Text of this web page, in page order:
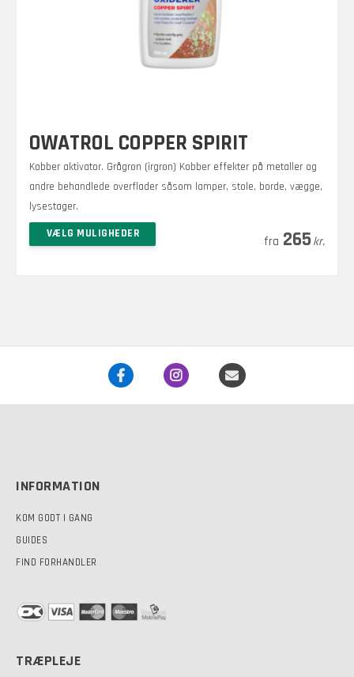
OWATROL COPPER SPIRIT
Kobber aktivator. Grågrøn (irgrøn) Kobber effekter på metaller og
andre behandlede overflader såsom lamper, stole, borde, vægge,
lysestager.
265kr.
VÆLG MULIGHEDER
Dette
vare
kan
vælges
på
varesiden
INFORMATION
KOM GODT I GANG
GUIDES
FIND FORHANDLER
TRÆPLEJE